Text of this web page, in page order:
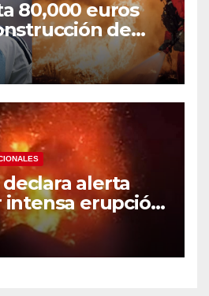
80,000 euros
de
por incendio
alerta
intensa erupción
Fuego